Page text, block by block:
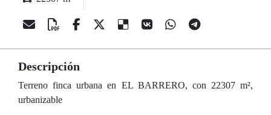
Descripción
Terreno finca urbana en EL BARRERO, con 22307 m²,
urbanizable